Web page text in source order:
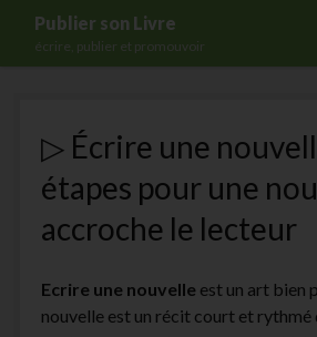
Publier son Livre
écrire, publier et promouvoir
Formations
Services
Blog
Maisons d’édition
▷ Écrire une
étapes pour une
accroche le lecteur
Ecrire une nouvelle est un art bien
nouvelle est un récit court et rythmé